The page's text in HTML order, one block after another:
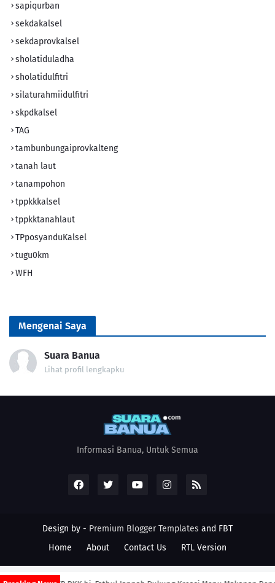
sapiqurban
sekdakalsel
sekdaprovkalsel
sholatiduladha
sholatidulfitri
silaturahmiidulfitri
skpdkalsel
TAG
tambunbungaiprovkalteng
tanah laut
tanampohon
tppkkkalsel
tppkktanahlaut
TPposyanduKalsel
tugu0km
WFH
Mengenai Saya
Suara Banua
Lihat profil lengkapku
Informasi Banua, Untuk Semua
Design by - Premium Blogger Templates and FBT
Home
About Contact Us RTL Version